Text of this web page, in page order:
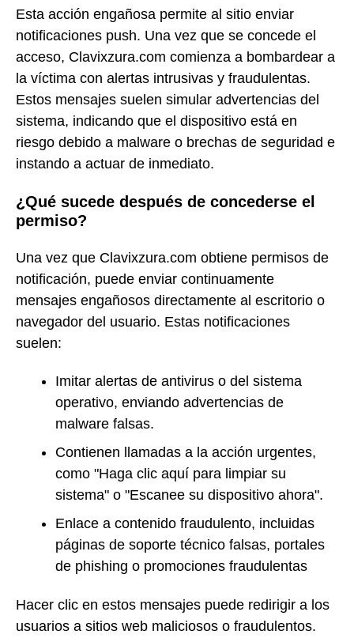
Esta acción engañosa permite al sitio enviar
notificaciones push. Una vez que se concede el
acceso, Clavixzura.com comienza a bombardear a
la víctima con alertas intrusivas y fraudulentas.
Estos mensajes suelen simular advertencias del
sistema, indicando que el dispositivo está en
riesgo debido a malware o brechas de seguridad e
instando a actuar de inmediato.
¿Qué sucede después de concederse el
permiso?
Una vez que Clavixzura.com obtiene permisos de
notificación, puede enviar continuamente
mensajes engañosos directamente al escritorio o
navegador del usuario. Estas notificaciones
suelen:
Imitar alertas de antivirus o del sistema
operativo, enviando advertencias de
malware falsas.
Contienen llamadas a la acción urgentes,
como "Haga clic aquí para limpiar su
sistema" o "Escanee su dispositivo ahora".
Enlace a contenido fraudulento, incluidas
páginas de soporte técnico falsas, portales
de phishing o promociones fraudulentas
Hacer clic en estos mensajes puede redirigir a los
usuarios a sitios web maliciosos o fraudulentos.